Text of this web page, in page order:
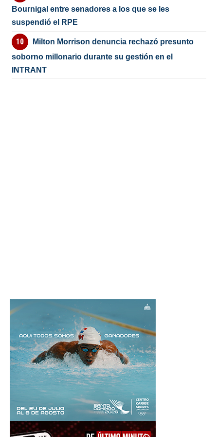
Bournigal entre senadores a los que se les
suspendió el RPE
Milton Morrison denuncia rechazó presunto
soborno millonario durante su gestión en el
INTRANT